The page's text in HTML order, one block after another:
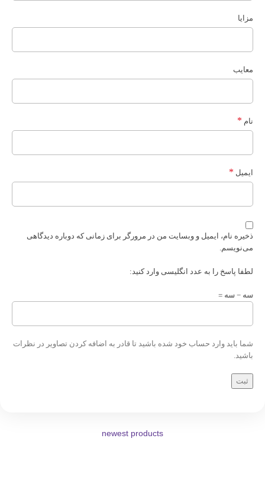
مزایا
معایب
نام *
ایمیل *
ذخیره نام، ایمیل و وبسایت من در مرورگر برای زمانی که دوباره دیدگاهی
می‌نویسم.
لطفا پاسخ را به عدد انگلیسی وارد کنید:
سه − سه =
شما باید وارد حساب خود شده باشید تا قادر به اضافه کردن تصاویر در نظرات
باشید.
newest products